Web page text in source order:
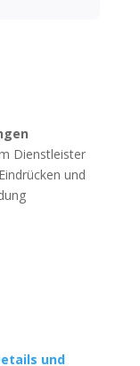
Dienstleister
und
und